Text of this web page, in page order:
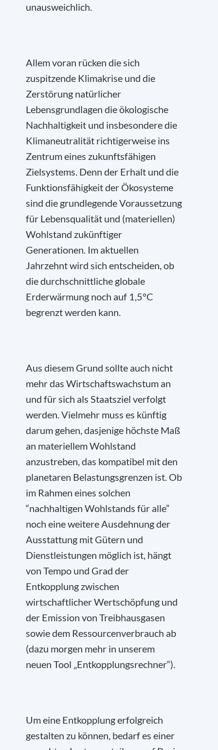
unausweichlich.
Allem voran rücken die sich
zuspitzende Klimakrise und die
Zerstörung natürlicher
Lebensgrundlagen die ökologische
Nachhaltigkeit und insbesondere die
Klimaneutralität richtigerweise ins
Zentrum eines zukunftsfähigen
Zielsystems. Denn der Erhalt und die
Funktionsfähigkeit der Ökosysteme
sind die grundlegende Voraussetzung
für Lebensqualität und (materiellen)
Wohlstand zukünftiger
Generationen. Im aktuellen
Jahrzehnt wird sich entscheiden, ob
die durchschnittliche globale
Erderwärmung noch auf 1,5°C
begrenzt werden kann.
Aus diesem Grund sollte auch nicht
mehr das Wirtschaftswachstum an
und für sich als Staatsziel verfolgt
werden. Vielmehr muss es künftig
darum gehen, dasjenige höchste Maß
an materiellem Wohlstand
anzustreben, das kompatibel mit den
planetaren Belastungsgrenzen ist. Ob
im Rahmen eines solchen
“nachhaltigen Wohlstands für alle”
noch eine weitere Ausdehnung der
Ausstattung mit Gütern und
Dienstleistungen möglich ist, hängt
von Tempo und Grad der
Entkopplung zwischen
wirtschaftlicher Wertschöpfung und
der Emission von Treibhausgasen
sowie dem Ressourcenverbrauch ab
(dazu morgen mehr in unserem
neuen Tool „Entkopplungsrechner“).
Um eine Entkopplung erfolgreich
gestalten zu können, bedarf es einer